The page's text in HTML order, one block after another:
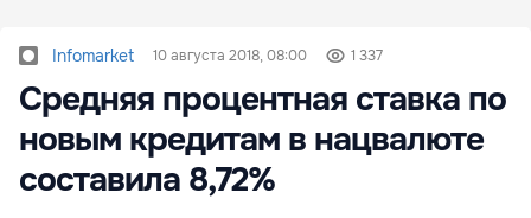
Infomarket 10 августа 2018, 08:00 1 337
Средняя процентная ставка по
новым кредитам в нацвалюте
составила 8,72%